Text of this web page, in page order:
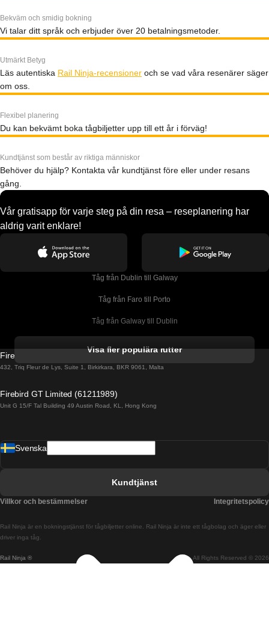
Bekväm och smidig bokning
Vi talar ditt språk och erbjuder över 20 betalningsmetoder.
Utmärkt Betyg
Läs autentiska Rail Ninja-recensioner och se vad våra resenärer säger
om oss.
Flexibel planering
Du kan bekvämt boka tågbiljetter upp till ett år i förväg!
Kundtjänst som består av riktiga människor
Behöver du hjälp? Kontakta vår kundtjänst före eller under resans
gång.
Vår gratisapp för varje steg på din resa – reseplanering har
aldrig varit enklare!
Tåg från Dublin till Galway
Tåg från Faro till Porto
Tåg från Galway till Dublin
Tåg från Porto till Faro
Tåg från Barcelona till Madrid
Tåg från Budapest till Bratislava
Visa fler populära rutter
Firebird GT Limited (OC 1451)
432, Triq Fleur de Lys, Suite 1, Birkirkara, BKR 9061, Malta
Firebird GT Limited (61211989)
Unit G 15/F Tal Building 49 Austin Road, KL, Hong Kong
Rail Ninja ® All Rights Reserved © 2026
Rail Ninja är en bokningstjänst för tågbiljetter online. Rail Ninja är inte ett tågbolag och äger eller
driver inga tåg.
Svenska
Kundtjänst
Villkor och bestämmelser Integritetspolicy